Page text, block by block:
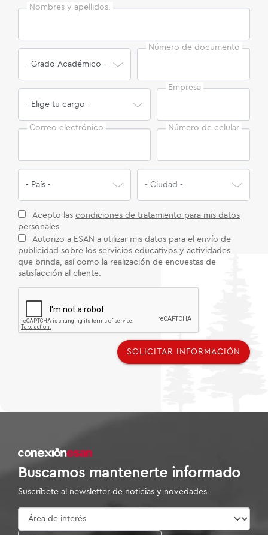
Nombres y apellidos.
Número de documento
Empresa
Correo electrónico Número de celular
Acepto las condiciones de tratamiento para mis datos
personales.
Autorizo a ESAN a utilizar mis datos para el envío de
publicidad sobre los servicios educativos y actividades
que brinda, así como la realización de encuestas de
satisfacción al cliente.
SOLICITAR INFORMACIÓN
Buscamos mantenerte informado
Suscríbete al newsletter de noticias y novedades.